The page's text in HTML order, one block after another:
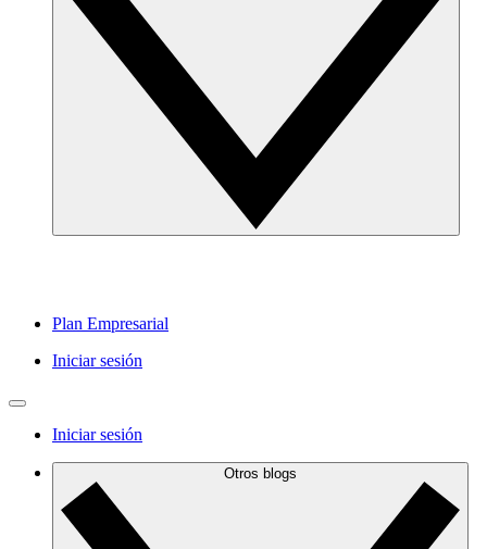
Plan Empresarial
Iniciar sesión
Iniciar sesión
Otros blogs